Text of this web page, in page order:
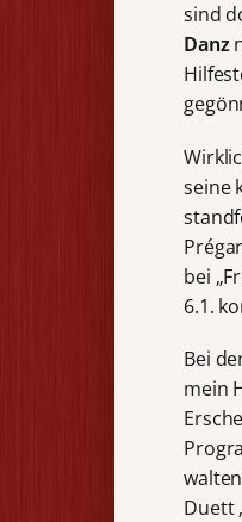
sind
Danz
seine
bei
6.1.
Bei
mein
Duett